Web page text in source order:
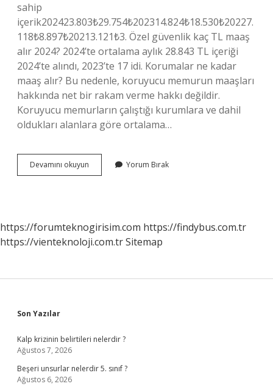
sahip
içerik202423.803₺29.754₺202314.824₺18.530₺20227.
118₺8.897₺20213.121₺3. Özel güvenlik kaç TL maaş
alır 2024? 2024’te ortalama aylık 28.843 TL içeriği
2024’te alındı, 2023’te 17 idi. Korumalar ne kadar
maaş alır? Bu nedenle, koruyucu memurun maaşları
hakkında net bir rakam verme hakkı değildir.
Koruyucu memurların çalıştığı kurumlara ve dahil
oldukları alanlara göre ortalama…
Devamını okuyun Koruma
Ve
Maaş
Alır
Yorum Bırak
https://forumteknogirisim.com https://findybus.com.tr
https://vienteknoloji.com.trSitemap
Sidebar
Son Yazılar
Kalp krizinin belirtileri nelerdir ?
Ağustos 7, 2026
Beşeri unsurlar nelerdir 5. sınıf ?
Ağustos 6, 2026